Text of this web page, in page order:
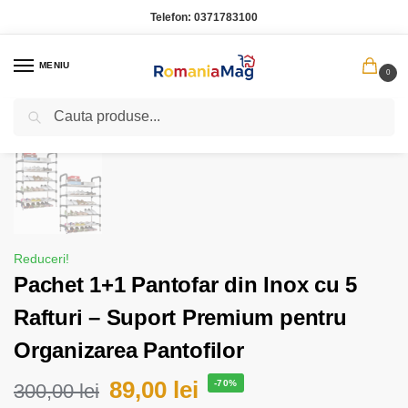
Telefon: 0371783100
MENIU
0
Prima pagină / Casa Gradina
Reduceri!
Pachet 1+1 Pantofar din Inox cu 5
Rafturi – Suport Premium pentru
Organizarea Pantofilor
300,00lei 89,00 lei -70%